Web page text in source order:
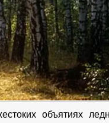
объятиях